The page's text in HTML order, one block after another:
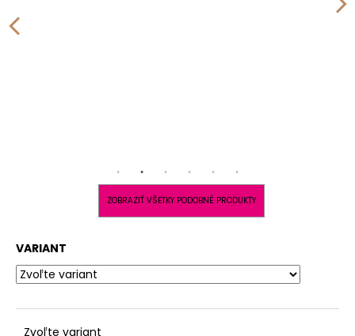
ZOBRAZIŤ VŠETKY PODOBNÉ PRODUKTY
VARIANT
Zvoľte variant